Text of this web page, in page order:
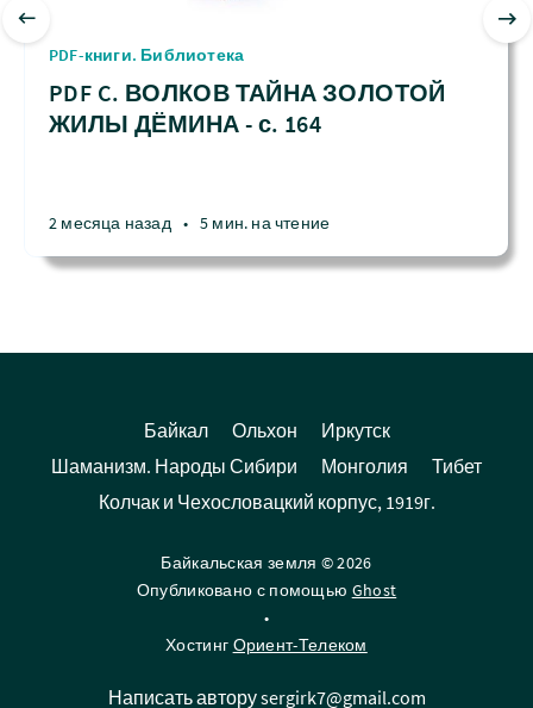
PDF-книги. Библиотека
PDF C. ВОЛКОВ ТАЙНА ЗОЛОТОЙ
ЖИЛЫ ДЁМИНА - с. 164
2 месяца назад • 5 мин. на чтение
Байкал Ольхон
Иркутск
Шаманизм. Народы Сибири
Монголия
Тибет
Колчак и Чехословацкий корпус, 1919г.
Байкальская земля © 2026
Опубликовано с помощью Ghost
•
Хостинг Ориент-Телеком
Написать автору sergirk7@gmail.com